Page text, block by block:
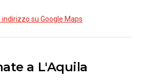
su Google Maps
a L'Aquila